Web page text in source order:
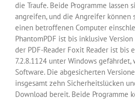
die Traufe. Beide Programme lassen
angreifen, und die Angreifer können
einen betroffenen Computer
PhantomPDF ist bis inklusive
der PDF-Reader Foxit Reader ist bis
7.2.8.1124 unter Windows
Software. Die abgesicherten
insgesamt zehn Sicherheitslücken
Download bereit. Beide Programme